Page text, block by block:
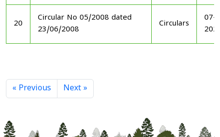
20
Circular No 05/2008 dated
23/06/2008
Circulars
07-
« Previous Next »